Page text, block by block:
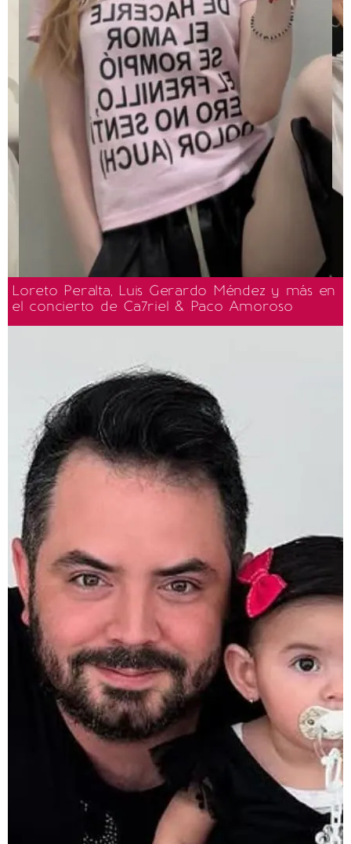
Loreto Peralta, Luis Gerardo Méndez y más en
el concierto de Ca7riel & Paco Amoroso